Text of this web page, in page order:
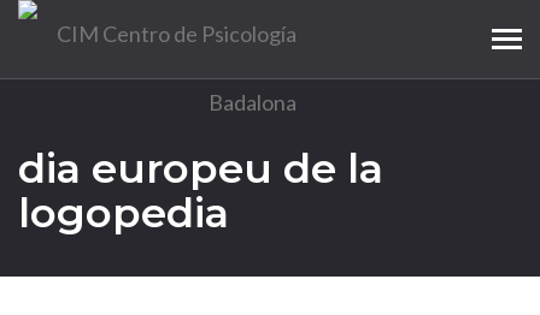
dia europeu de la
logopedia